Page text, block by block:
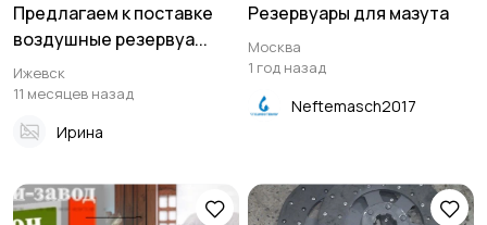
Предлагаем к поставке
воздушные резервуа...
Ижевск
11 месяцев назад
Ирина
Резервуары для мазута
Москва
1 год назад
Neftemasch2017